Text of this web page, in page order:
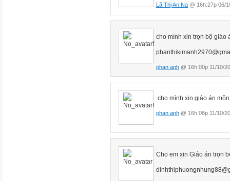
- Hát, KT sĩ số
II. Kiểm tra bài cũ (5’) ;
- Kiểm tra vở tập của Hs.
III. Dạy học bài mới ( 30`) :
1) Giới thiệu bài (1’) - ghi đầu
- Bài học ngày hôm nay sẽ
năng thực hiện với phép tính
2) Hướng dẫn luyện tập ( 29`)
Bài tập 1 ( 12’)
- GV viết : 2416 + 5164
- Nhận xét đúng/ sai.
*GVnêu: Muốn kiểm tra phép
phép cộng ta có thể lấy tổng
hạng còn lại thì phép tính làm
- Phần b HD tương tự.
Lã Thị An Na @ 16h:27p 06/
cho mình xin trọn bộ giáo
phan anh @ 16h:00p 11/10/20
cho mình xin giáo án
phan anh @ 16h:08p 11/10/20
Cho em xin Giáo án trọn